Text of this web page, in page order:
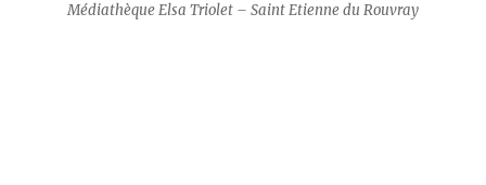
Médiathèque Elsa Triolet – Saint Etienne du Rouvray